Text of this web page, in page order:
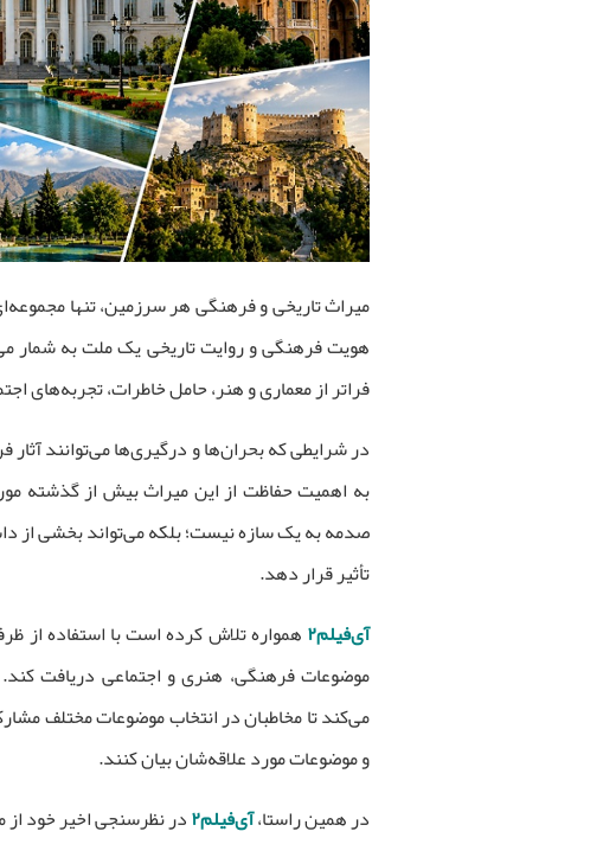
میراث تاریخی و فرهنگی هر سرزمین، تنها
هویت فرهنگی و روایت تاریخی یک ملت به شمار
فراتر از معماری و هنر، حامل خاطرات، تجربه‌های
در شرایطی که بحران‌ها و درگیری‌ها می‌توانند آثار
به اهمیت حفاظت از این میراث بیش از گذشته
صدمه به یک سازه نیست؛ بلکه می‌تواند بخشی از
تأثیر قرار دهد.
آی‌فیلم۲ همواره تلاش کرده است با استفاده از
موضوعات فرهنگی، هنری و اجتماعی دریافت
می‌کند تا مخاطبان در انتخاب موضوعات مختلف
و موضوعات مورد علاقه‌شان بیان کنند.
در همین راستا،آی‌فیلم۲ در نظرسنجی اخیر خود از